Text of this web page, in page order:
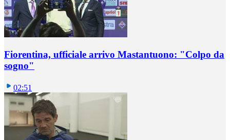
Fiorentina, ufficiale arrivo Mastantuono: "Colpo da
sogno"
02:51